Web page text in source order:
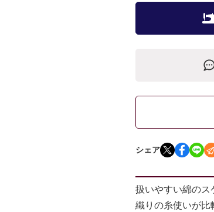
シェア
扱いやすい綿のス
織りの糸使いが比